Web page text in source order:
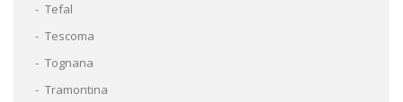
Tefal
Tescoma
Tognana
Tramontina